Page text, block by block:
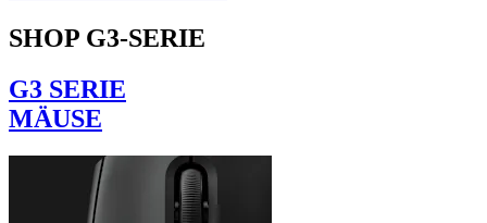
SHOP G3-SERIE
G3 SERIE
MÄUSE